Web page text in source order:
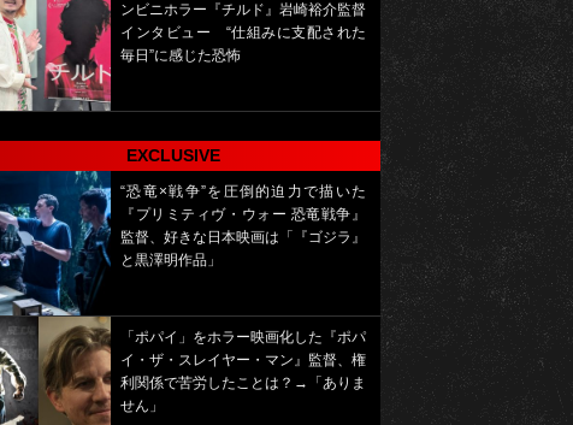
ンビニホラー『チルド』岩崎裕介監督
インタビュー “仕組みに支配された
毎日”に感じた恐怖
EXCLUSIVE
“恐竜×戦争”を圧倒的迫力で描いた
『プリミティヴ・ウォー 恐竜戦争』
監督、好きな日本映画は「『ゴジラ』
と黒澤明作品」
「ポパイ」をホラー映画化した『ポパ
イ・ザ・スレイヤー・マン』監督、権
利関係で苦労したことは？→「ありま
せん」